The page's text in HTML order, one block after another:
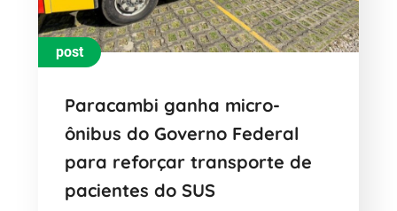
post
Paracambi ganha micro-
ônibus do Governo Federal
para reforçar transporte de
pacientes do SUS